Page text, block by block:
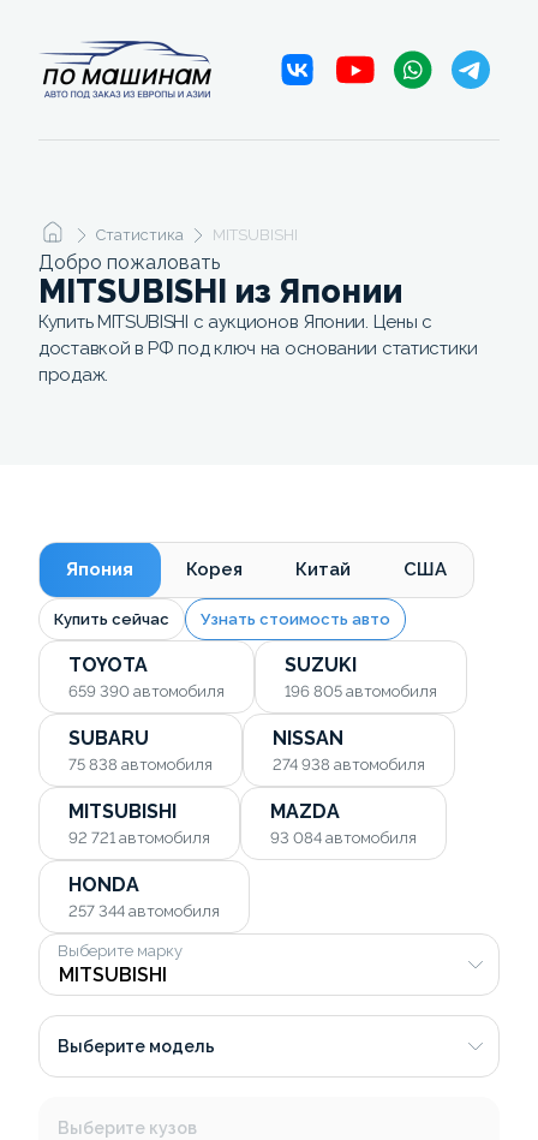
Статистика MITSUBISHI
Добро пожаловать
MITSUBISHI из Японии
Купить MITSUBISHI с аукционов Японии. Цены с
доставкой в РФ под ключ на основании статистики
продаж.
Япония Корея Китай США
Купить сейчас Узнать стоимость авто
TOYOTA
659 390 автомобиля
SUZUKI
196 805 автомобиля
SUBARU
75 838 автомобиля
NISSAN
274 938 автомобиля
MITSUBISHI
92 721 автомобиля
MAZDA
93 084 автомобиля
HONDA
257 344 автомобиля
Выберите марку
Выберите модель
Выберите кузов